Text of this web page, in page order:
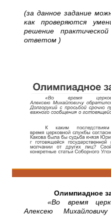
(за данное задание
как проверяются
решение
ответом )
Олимпиадное
«Во время
Алексею